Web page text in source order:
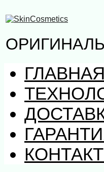
ГЛАВНАЯ